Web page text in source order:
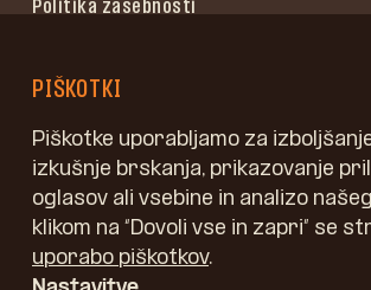
Politika zasebnosti
PIŠKOTKI
Piškotke uporabljamo za
izkušnje brskanja, prikazovanje
oglasov ali vsebine in analizo
klikom na “Dovoli vse in zapri” se
uporabo piškotkov.